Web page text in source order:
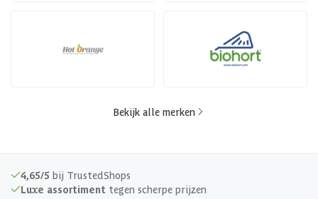
Bekijk alle merken
4,65/5 bij TrustedShops
Luxe assortiment tegen scherpe prijzen